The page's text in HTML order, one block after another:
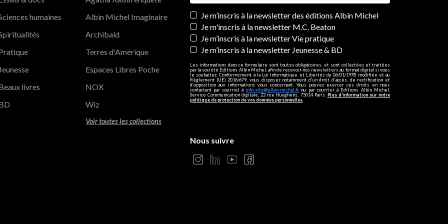
de confidentialité, en garantissant la conformité avec les réglementations. Personnalisez vos préférences pour
Newsletters
Je m’inscris à la newsletter des éditions Albin Michel
Je m'inscris à la newsletter M.C. Beaton
Je m’inscris à la newsletter Vie pratique
Je m’inscris à la newsletter Jeunesse & BD
Les informations dans ce formulaire sont toutes obligatoires, et sont collectées et traitées
par la société Editions Albin Michel, afin de recevoir nos newsletters au format digital si vous
le souhaitez. Conformément à la Loi Informatique et Libertés du 06/01/1978 modifiée et au
Règlement (UE) 2016/679, vous disposez notamment d'un droit d'accès, de rectification et
d’opposition aux informations vous concernant. Vous pouvez exercer ces droits en nous
contactant par courriel àinfo-site@albin-michel.fr ou par courrier à Editions Albin Michel,
Service Communication digitale, 22 rue Huyghens, 75014 Paris. Plus d’information sur notre
politique de protection de vos données personnelles
humaines
Jeunesse
livres
Albin Michel Imaginaire
Archibald
Terres d'Amérique
Espaces Libres Poche
NOX
Wiz
Voir toutes les collections
Nous suivre